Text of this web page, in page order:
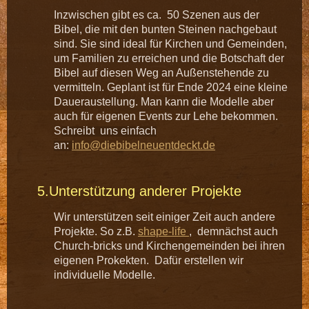
Inzwischen gibt es ca. 50 Szenen aus der
Bibel, die mit den bunten Steinen nachgebaut
sind. Sie sind ideal für Kirchen und Gemeinden,
um Familien zu erreichen und die Botschaft der
Bibel auf diesen Weg an Außenstehende zu
vermitteln. Geplant ist für Ende 2024 eine kleine
Daueraustellung. Man kann die Modelle aber
auch für eigenen Events zur Lehe bekommen.
Schreibt uns einfach
an: info@diebibelneuentdeckt.de
5.Unterstützung anderer Projekte
Wir unterstützen seit einiger Zeit auch andere
Projekte. So z.B. shape-life , demnächst auch
Church-bricks und Kirchengemeinden bei ihren
eigenen Prokekten. Dafür erstellen wir
individuelle Modelle.